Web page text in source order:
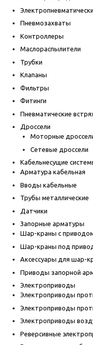
Пневмозахваты
Контроллеры
Маслораспылители
Трубки
Клапаны
Фильтры
Фитинги
Пневматические
Дроссели
Моторные
Сетевые дроссели
Кабельнесущие
Арматура кабельная
Вводы кабельные
Трубы металлические
Датчики
Запорные арматуры
Шар-краны с
Шар-краны под
Аксессуары для шар-
Приводы запорной
Электроприводы
Электроприводы
Электроприводы
Электроприводы
Реверсивные